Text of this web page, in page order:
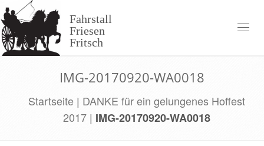
Skip
to
content
Fahrstall
Friesen
Fritsch
IMG-20170920-WA0018
Startseite| DANKE für ein gelungenes Hoffest
2017| IMG-20170920-WA0018